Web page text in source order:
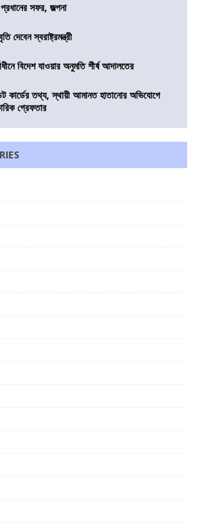
সফর, জল্পনা
দেবেন স্বরাষ্ট্রমন্ত্রী
বিদেশ যাওয়ার অনুমতি শীর্ষ আদালতের
কার্ডের তথ্য, স্থায়ী আমানত হাতানোর অভিযোগে
গ্রেফতার